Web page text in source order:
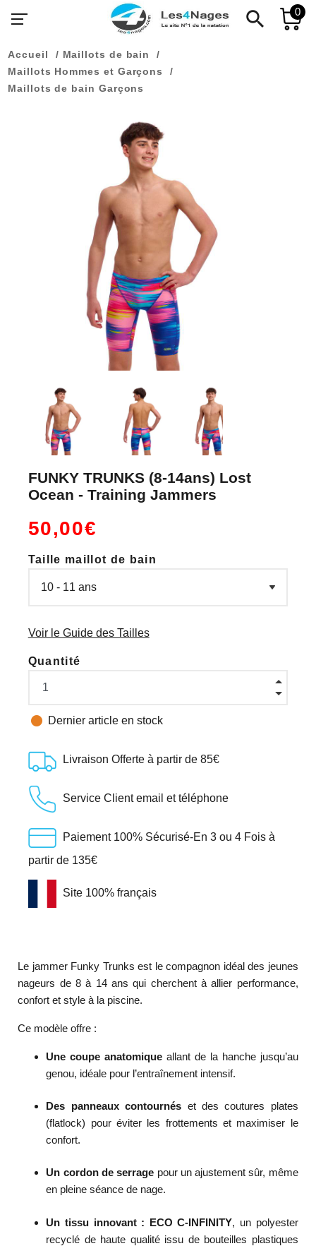
search 0
Accueil
Maillots de bain
Maillots Hommes et Garçons
Maillots de bain Garçons
FUNKY TRUNKS (8-14ans) Lost
Ocean - Training Jammers
50,00€
Taille maillot de bain
Voir le Guide des Tailles
Quantité
 Dernier article en stock
Livraison Offerte à partir de 85€
Service Client email et téléphone
Paiement 100% Sécurisé-En 3 ou 4 Fois à
partir de 135€
Site 100% français
Le jammer Funky Trunks est le compagnon idéal des jeunes
nageurs de 8 à 14 ans qui cherchent à allier performance,
confort et style à la piscine.
Ce modèle offre :
Une coupe anatomique allant de la hanche jusqu’au
genou, idéale pour l’entraînement intensif.
Des panneaux contournés et des coutures plates
(flatlock) pour éviter les frottements et maximiser le
confort.
Un cordon de serrage pour un ajustement sûr, même
en pleine séance de nage.
Un tissu innovant : ECO C-INFINITY, un polyester
recyclé de haute qualité issu de bouteilles plastiques